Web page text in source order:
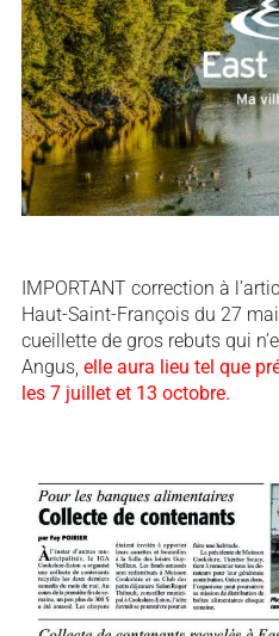
IMPORTANT correction à
Haut-Saint-François du 27
cueillette de gros rebuts qui
Angus, elle aura lieu tel que
les 7 juillet et 13 octobre.